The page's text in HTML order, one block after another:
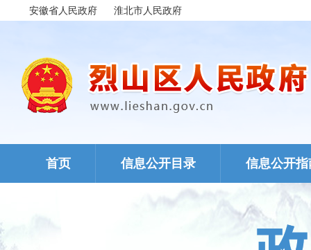
安徽省人民政府 淮北市人民政府
首页 信息公开目录 信息公开指